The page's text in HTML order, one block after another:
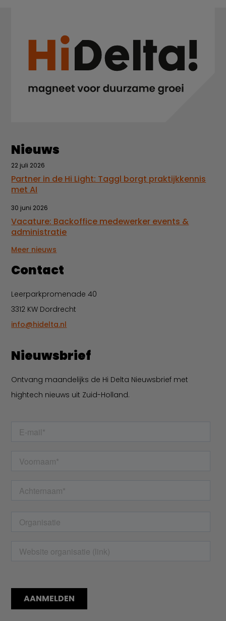
Nieuws
22 juli 2026
Partner in de Hi Light: Taggl borgt praktijkkennis
met AI
30 juni 2026
Vacature: Backoffice medewerker events &
administratie
Meer nieuws
Contact
Leerparkpromenade 40
3312 KW Dordrecht
info@hidelta.nl
Nieuwsbrief
Ontvang maandelijks de Hi Delta Nieuwsbrief met
hightech nieuws uit Zuid-Holland.